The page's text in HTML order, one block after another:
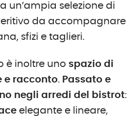
un’ampia selezione di
da accompagnare
sfizi e taglieri.
è inoltre uno spazio di
e racconto. Passato e
negli arredi del bistrot:
elegante e lineare,